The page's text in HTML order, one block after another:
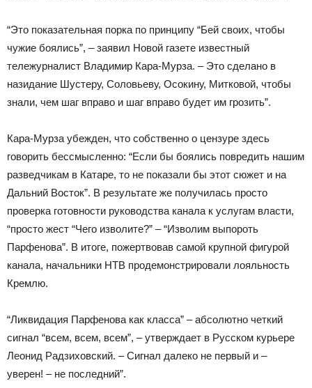
“Это показательная порка по принципу “Бей своих, чтобы
чужие боялись”, – заявил Новой газете известный
тележурналист Владимир Кара-Мурза. – Это сделано в
назидание Шустеру, Соловьеву, Осокину, Митковой, чтобы
знали, чем шаг вправо и шаг вправо будет им грозить”.
Кара-Мурза убежден, что собственно о цензуре здесь
говорить бессмысленно: “Если бы боялись повредить нашим
разведчикам в Катаре, то не показали бы этот сюжет и на
Дальний Восток”. В результате же получилась просто
проверка готовности руководства канала к услугам власти,
“просто жест “Чего изволите?” – “Изволим выпороть
Парфенова”. В итоге, пожертвовав самой крупной фигурой
канала, начальники НТВ продемонстрировали лояльность
Кремлю.
“Ликвидация Парфенова как класса” – абсолютно четкий
сигнал “всем, всем, всем”, – утверждает в Русском курьере
Леонид Радзиховский. – Сигнал далеко не первый и –
уверен! – не последний”.